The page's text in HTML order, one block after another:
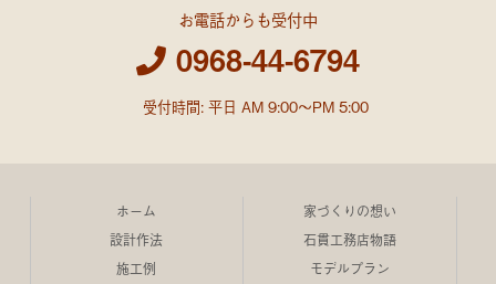
お電話からも受付中
0968-44-6794
受付時間: 平日 AM 9:00～PM 5:00
ホーム
家づくりの想い
設計作法
石貫工務店物語
施工例
モデルプラン